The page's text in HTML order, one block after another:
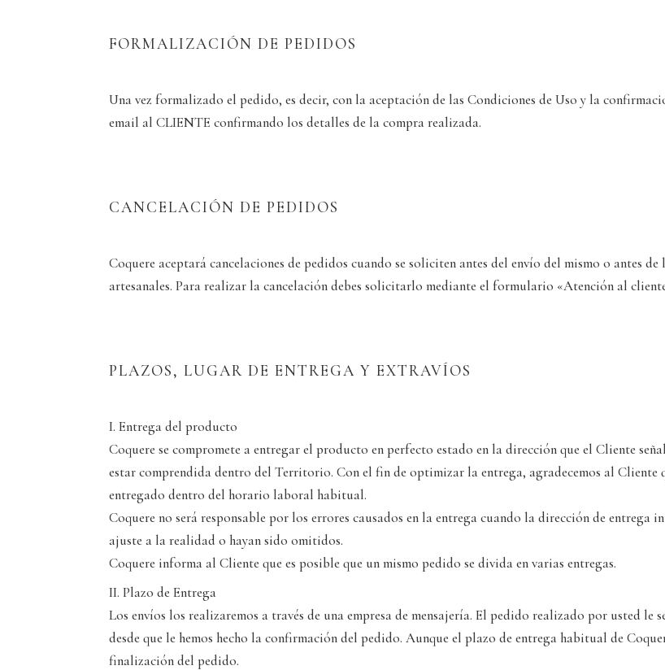
FORMALIZACIÓN DE PEDIDOS
Una vez formalizado el pedido, es decir, con la aceptación de las Condiciones de Uso y la
email al CLIENTE confirmando los detalles de la compra realizada.
CANCELACIÓN DE PEDIDOS
Coquere aceptará cancelaciones de pedidos cuando se soliciten antes del envío del mismo o antes
artesanales. Para realizar la cancelación debes solicitarlo mediante el formulario «Atención al
PLAZOS, LUGAR DE ENTREGA Y EXTRAVÍOS
I. Entrega del producto
Coquere se compromete a entregar el producto en perfecto estado en la dirección que el Cliente
estar comprendida dentro del Territorio. Con el fin de optimizar la entrega, agradecemos al Cliente
entregado dentro del horario laboral habitual.
Coquere no será responsable por los errores causados en la entrega cuando la dirección de
ajuste a la realidad o hayan sido omitidos.
Coquere informa al Cliente que es posible que un mismo pedido se divida en varias entregas.
II. Plazo de Entrega
Los envíos los realizaremos a través de una empresa de mensajería. El pedido realizado por usted le
desde que le hemos hecho la confirmación del pedido. Aunque el plazo de entrega habitual de
finalización del pedido.